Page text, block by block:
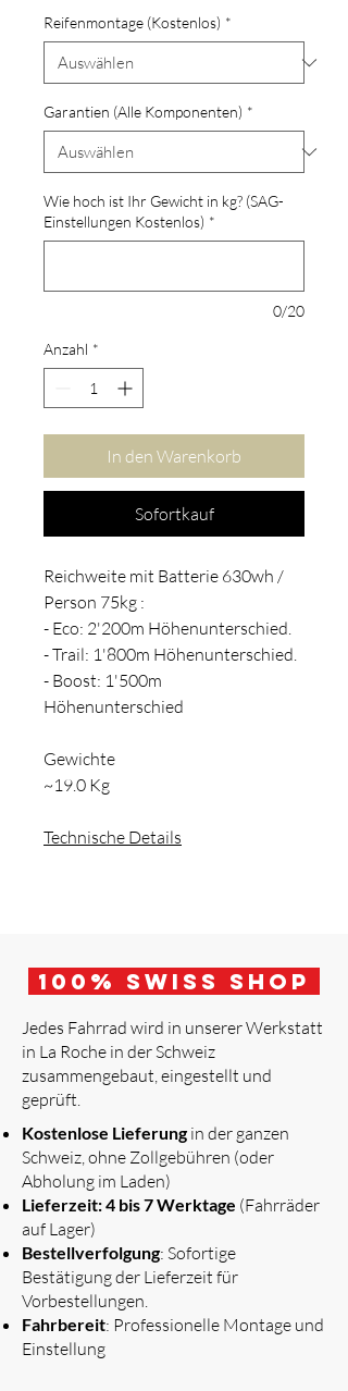
Reifenmontage (Kostenlos) *
Garantien (Alle Komponenten) *
Wie hoch ist Ihr Gewicht in kg? (SAG-
Einstellungen Kostenlos) *
0/20
Anzahl *
In den Warenkorb
Sofortkauf
Reichweite mit Batterie 630wh /
Person 75kg :
- Eco: 2'200m Höhenunterschied.
- Trail: 1'800m Höhenunterschied.
- Boost: 1'500m
Höhenunterschied
Gewichte
~19.0 Kg
Technische Details
100 % Swiss Shop
Jedes Fahrrad wird in unserer Werkstatt
in La Roche in der Schweiz
zusammengebaut, eingestellt und
geprüft.
​
Kostenlose Lieferungin der ganzen
Schweiz, ohne Zollgebühren (oder
Abholung im Laden)
Lieferzeit: 4 bis 7 Werktage (Fahrräder
auf Lager)
Bestellverfolgung: Sofortige
Bestätigung der Lieferzeit für
Vorbestellungen.
Fahrbereit: Professionelle Montage und
Einstellung